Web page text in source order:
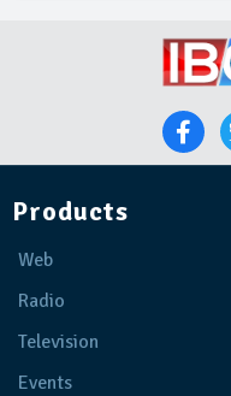
Products
Web
Radio
Television
Events